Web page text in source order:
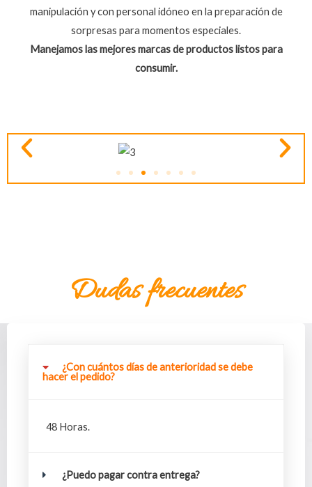
manipulación y con personal idóneo en la preparación de
sorpresas para momentos especiales.
Manejamos las mejores marcas de productos listos para
consumir.
Dudas frecuentes
¿Con cuántos días de anterioridad se debe
hacer el pedido?
48 Horas.
¿Puedo pagar contra entrega?